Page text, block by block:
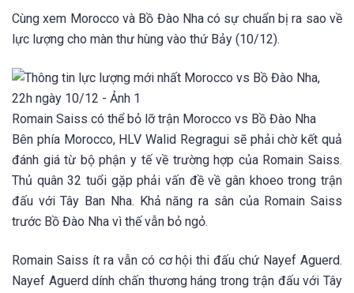
Cùng xem Morocco và Bồ Đào Nha có sự chuẩn bị ra sao về
lực lượng cho màn thư hùng vào thứ Bảy (10/12).
Romain Saiss có thể bỏ lỡ trận Morocco vs Bồ Đào Nha
Bên phía Morocco, HLV Walid Regragui sẽ phải chờ kết quả
đánh giá từ bộ phận y tế về trường hợp của Romain Saiss.
Thủ quân 32 tuổi gặp phải vấn đề về gân khoeo trong trận
đấu với Tây Ban Nha. Khả năng ra sân của Romain Saiss
trước Bồ Đào Nha vì thế vẫn bỏ ngỏ.
Romain Saiss ít ra vẫn có cơ hội thi đấu chứ Nayef Aguerd.
Nayef Aguerd dính chấn thương háng trong trận đấu với Tây